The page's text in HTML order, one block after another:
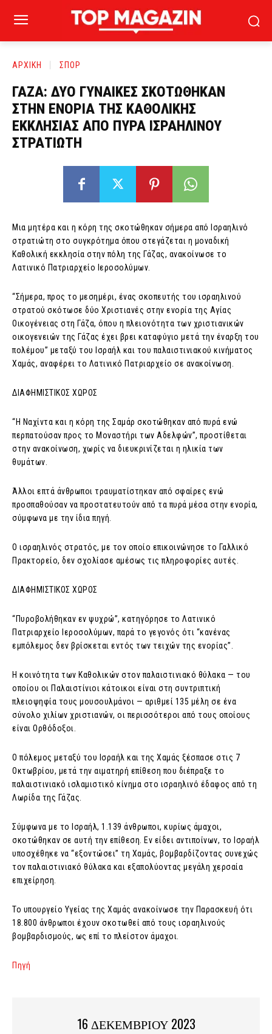
ΑΡΧΙΚΗ ΣΠΟΡ
ΓΑΖΑ: ΔΥΟ ΓΥΝΑΙΚΕΣ ΣΚΟΤΩΘΗΚΑΝ
ΣΤΗΝ ΕΝΟΡΙΑ ΤΗΣ ΚΑΘΟΛΙΚΗΣ
ΕΚΚΛΗΣΙΑΣ ΑΠΟ ΠΥΡΑ ΙΣΡΑΗΛΙΝΟΥ
ΣΤΡΑΤΙΩΤΗ
Μια μητέρα και η κόρη της σκοτώθηκαν σήμερα από Ισραηλινό
στρατιώτη στο συγκρότημα όπου στεγάζεται η μοναδική
Καθολική εκκλησία στην πόλη της Γάζας, ανακοίνωσε το
Λατινικό Πατριαρχείο Ιεροσολύμων.
“Σήμερα, προς το μεσημέρι, ένας σκοπευτής του ισραηλινού
στρατού σκότωσε δύο Χριστιανές στην ενορία της Αγίας
Οικογένειας στη Γάζα, όπου η πλειονότητα των χριστιανικών
οικογενειών της Γάζας έχει βρει καταφύγιο μετά την έναρξη του
πολέμου” μεταξύ του Ισραήλ και του παλαιστινιακού κινήματος
Χαμάς, αναφέρει το Λατινικό Πατριαρχείο σε ανακοίνωση.
ΔΙΑΦΗΜΙΣΤΙΚΟΣ ΧΩΡΟΣ
“Η Ναχίντα και η κόρη της Σαμάρ σκοτώθηκαν από πυρά ενώ
περπατούσαν προς το Μοναστήρι των Αδελφών”, προστίθεται
στην ανακοίνωση, χωρίς να διευκρινίζεται η ηλικία των
θυμάτων.
Άλλοι επτά άνθρωποι τραυματίστηκαν από σφαίρες ενώ
προσπαθούσαν να προστατευτούν από τα πυρά μέσα στην ενορία,
σύμφωνα με την ίδια πηγή.
Ο ισραηλινός στρατός, με τον οποίο επικοινώνησε το Γαλλικό
Πρακτορείο, δεν σχολίασε αμέσως τις πληροφορίες αυτές.
ΔΙΑΦΗΜΙΣΤΙΚΟΣ ΧΩΡΟΣ
“Πυροβολήθηκαν εν ψυχρώ”, κατηγόρησε το Λατινικό
Πατριαρχείο Ιεροσολύμων, παρά το γεγονός ότι “κανένας
εμπόλεμος δεν βρίσκεται εντός των τειχών της ενορίας”.
Η κοινότητα των Καθολικών στον παλαιστινιακό θύλακα — του
οποίου οι Παλαιστίνιοι κάτοικοι είναι στη συντριπτική
πλειοψηφία τους μουσουλμάνοι — αριθμεί 135 μέλη σε ένα
σύνολο χιλίων χριστιανών, οι περισσότεροι από τους οποίους
είναι Ορθόδοξοι.
Ο πόλεμος μεταξύ του Ισραήλ και της Χαμάς ξέσπασε στις 7
Οκτωβρίου, μετά την αιματηρή επίθεση που διέπραξε το
παλαιστινιακό ισλαμιστικό κίνημα στο ισραηλινό έδαφος από τη
Λωρίδα της Γάζας.
Σύμφωνα με το Ισραήλ, 1.139 άνθρωποι, κυρίως άμαχοι,
σκοτώθηκαν σε αυτή την επίθεση. Εν είδει αντιποίνων, το Ισραήλ
υποσχέθηκε να “εξοντώσει” τη Χαμάς, βομβαρδίζοντας συνεχώς
τον παλαιστινιακό θύλακα και εξαπολύοντας μεγάλη χερσαία
επιχείρηση.
Το υπουργείο Υγείας της Χαμάς ανακοίνωσε την Παρασκευή ότι
18.800 άνθρωποι έχουν σκοτωθεί από τους ισραηλινούς
βομβαρδισμούς, ως επί το πλείστον άμαχοι.
Πηγή
16 ΔΕΚΕΜΒΡΙΟΥ 2023